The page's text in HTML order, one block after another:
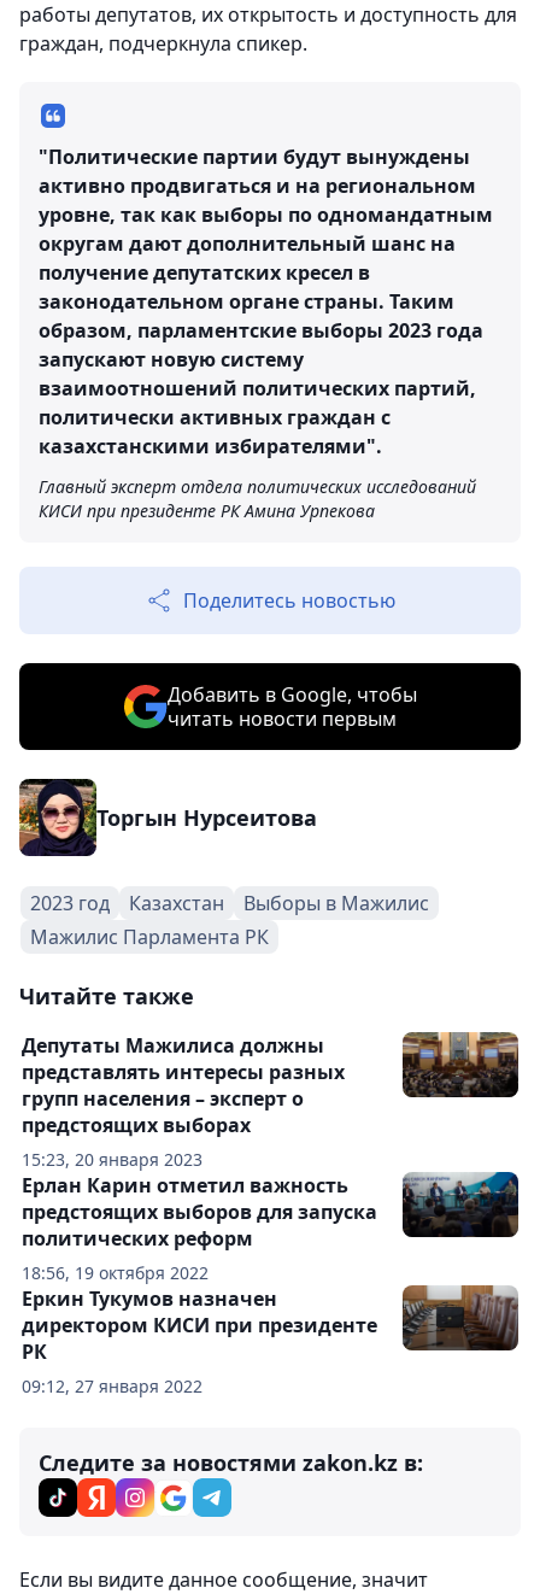
работы депутатов, их открытость и доступность для
граждан, подчеркнула спикер.
"Политические партии будут вынуждены
активно продвигаться и на региональном
уровне, так как выборы по одномандатным
округам дают дополнительный шанс на
получение депутатских кресел в
законодательном органе страны. Таким
образом, парламентские выборы 2023 года
запускают новую систему
взаимоотношений политических партий,
политически активных граждан с
казахстанскими избирателями".
Главный эксперт отдела политических исследований
КИСИ при президенте РК Амина Урпекова
Поделитесь новостью
Добавить в Google, чтобы
читать новости первым
Торгын Нурсеитова
2023 год Казахстан
Выборы в Мажилис
Мажилис Парламента РК
Читайте также
15:23, 20 января 2023
Депутаты Мажилиса должны
представлять интересы разных
групп населения – эксперт о
предстоящих выборах
18:56, 19 октября 2022
Ерлан Карин отметил важность
предстоящих выборов для запуска
политических реформ
09:12, 27 января 2022
Еркин Тукумов назначен
директором КИСИ при президенте
РК
Следите за новостями zakon.kz в:
Комментарии 0